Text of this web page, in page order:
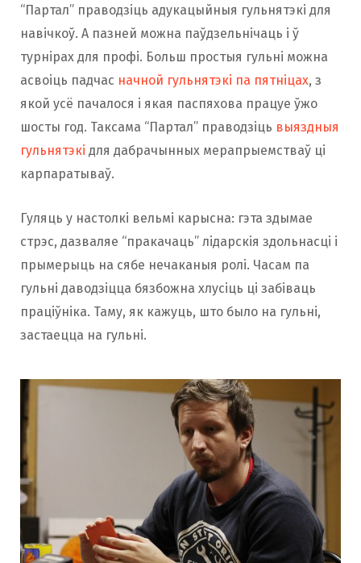
“Партал” праводзіць адукацыйныя гульнятэкі для
навічкоў. А пазней можна паўдзельнічаць і ў
турнірах для профі. Больш простыя гульні можна
асвоіць падчас начной гульнятэкі па пятніцах, з
якой усё пачалося і якая паспяхова працуе ўжо
шосты год. Таксама “Партал” праводзіць выяздныя
гульнятэкі для дабрачынных мерапрыемстваў ці
карпаратываў.
Гуляць у настолкі вельмі карысна: гэта здымае
стрэс, дазваляе “пракачаць” лідарскія здольнасці і
прымерыць на сябе нечаканыя ролі. Часам па
гульні даводзіцца бязбожна хлусіць ці забіваць
праціўніка. Таму, як кажуць, што было на гульні,
застаецца на гульні.